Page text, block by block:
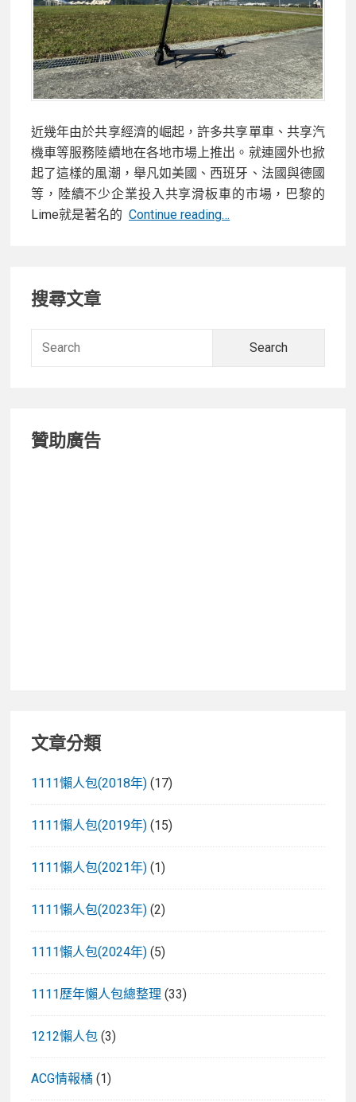
近幾年由於共享經濟的崛起，許多共享單車、共享汽
機車等服務陸續地在各地市場上推出。就連國外也掀
起了這樣的風潮，舉凡如美國、西班牙、法國與德國
等，陸續不少企業投入共享滑板車的市場，巴黎的
Lime就是著名的 Continue reading…
Primary
Sidebar
搜尋文章
贊助廣告
文章分類
1111懶人包(2018年) (17)
1111懶人包(2019年) (15)
1111懶人包(2021年) (1)
1111懶人包(2023年) (2)
1111懶人包(2024年) (5)
1111歷年懶人包總整理 (33)
1212懶人包 (3)
ACG情報橘 (1)